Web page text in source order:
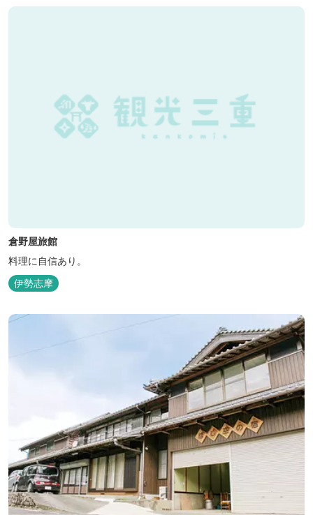
倉野屋旅館
料理に自信あり。
伊勢志摩